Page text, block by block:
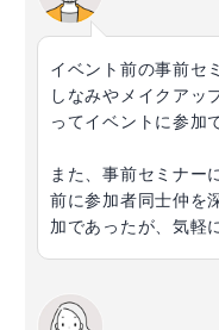
イベント前の事前セ
しなみやメイクアッ
ってイベントに参加
また、事前セミナー
前に参加者同士仲を
加であったが、気軽